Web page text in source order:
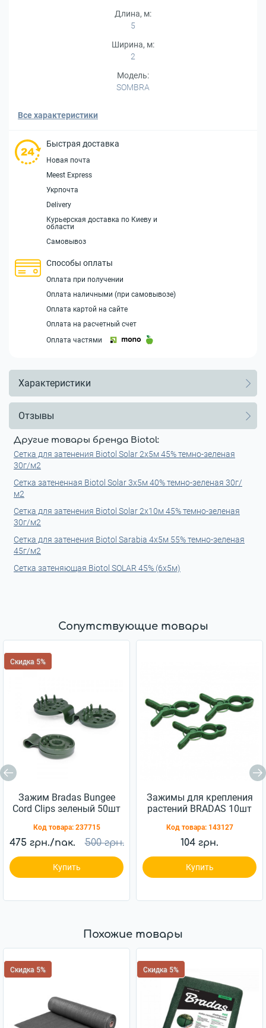
Длина, м:
5
Ширина, м:
2
Модель:
SOMBRA
Все характеристики
Быстрая доставка
Новая почта
Meest Express
Укрпочта
Delivery
Курьерская доставка по Киеву и
области
Самовывоз
Способы оплаты
Оплата при получении
Оплата наличными (при самовывозе)
Оплата картой на сайте
Оплата на расчетный счет
Оплата частями
Характеристики
Отзывы
Другие товары бренда Biotol:
Сетка для затенения Biotol Solar 2х5м 45% темно-зеленая
30г/м2
Сетка затененная Biotol Solar 3x5м 40% темно-зеленая 30г/
м2
Сетка для затенения Biotol Solar 2х10м 45% темно-зеленая
30г/м2
Сетка для затенения Biotol Sarabia 4x5м 55% темно-зеленая
45г/м2
Сетка затеняющая Biotol SOLAR 45% (6х5м)
Сопутствующие товары
Скидка 5%
Зажим Bradas Bungee
Cord Clips зеленый 50шт
Код товара: 237715
475 грн./пак. 500 грн.
Купить
Зажимы для крепления
растений BRADAS 10шт
Код товара: 143127
104 грн.
Купить
Похожие товары
Скидка 5% Скидка 5%